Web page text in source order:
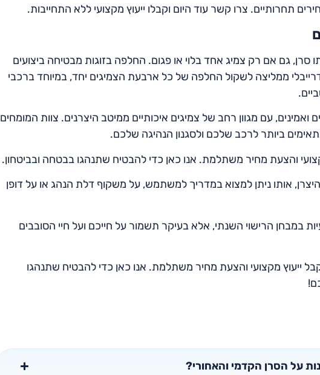
תחרותיים. צרו קשר עוד היום וקבלו ייעוץ מקצועי ללא התחייבות.
סרן, גם אם רק צמיג אחד בלוי או פגום. החלפה בזוגות מבטיחה ביצועים
ממליצה לשקול החלפה של כל ארבעת הצמיגים יחד, במיוחד ברכבי
ואמינים, עם מגוון רחב של צמיגים איכותיים ממיטב היצרנים. צוות המומחים
ביותר לרכב שלכם ולסגנון הנהיגה שלכם.
והצעת מחיר משתלמת. אנו כאן כדי להבטיח שתנהגו בבטחה ובביטחון.
אותו ניתן למצוא במדריך למשתמש, על משקוף דלת הנהג או על דופן
במבחן הרישוי השנתי, אלא בעיקר תשמור על חייכם ועל חיי הסובבים
ייעוץ מקצועי והצעת מחיר משתלמת. אנו כאן כדי להבטיח שתנהגו
על הסרן הקדמי והאחורי?